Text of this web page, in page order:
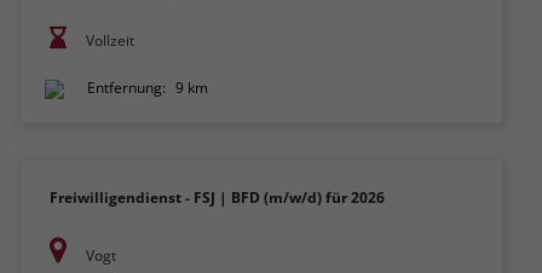
Vollzeit
Entfernung: 9 km
Freiwilligendienst - FSJ | BFD (m/w/d) für 2026
Vogt